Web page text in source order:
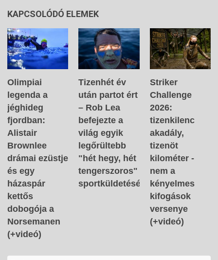
KAPCSOLÓDÓ ELEMEK
Olimpiai
legenda a
jéghideg
fjordban:
Alistair
Brownlee
drámai ezüstje
és egy
házaspár
kettős
dobogója a
Norsemanen
(+videó)
Tizenhét év
után partot ért
– Rob Lea
befejezte a
világ egyik
legőrültebb
"hét hegy, hét
tengerszoros"
sportküldetését
Striker
Challenge
2026:
tizenkilenc
akadály,
tizenöt
kilométer -
nem a
kényelmes
kifogások
versenye
(+videó)